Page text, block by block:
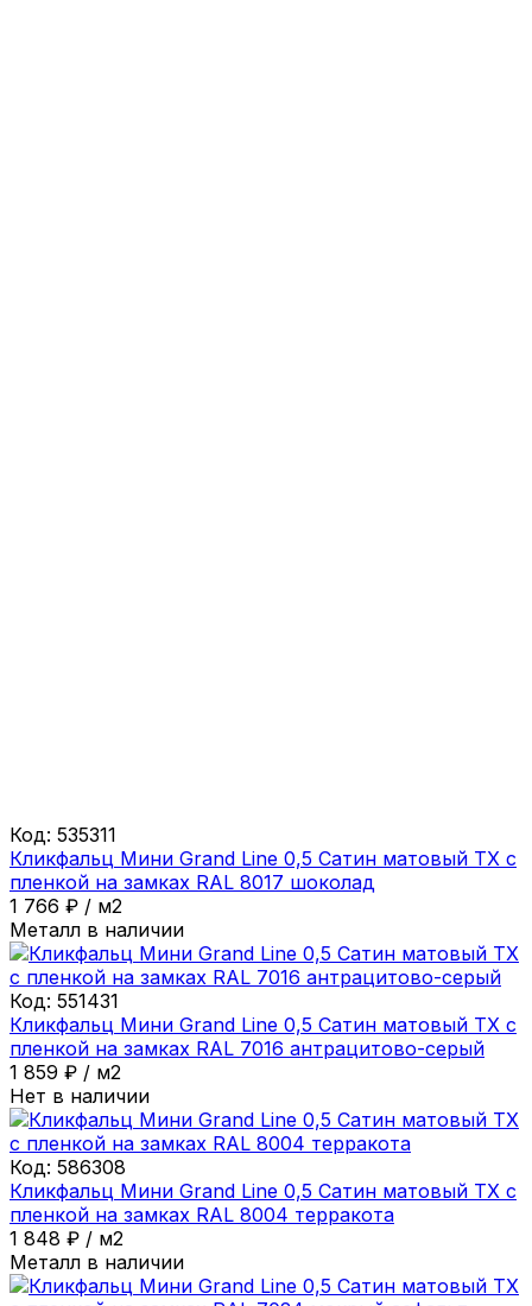
Код: 535311
Кликфальц Мини Grand Line 0,5 Сатин матовый ТХ с
пленкой на замках RAL 8017 шоколад
1 766 ₽ / м2
Металл в наличии
Код: 551431
Кликфальц Мини Grand Line 0,5 Сатин матовый ТХ с
пленкой на замках RAL 7016 антрацитово-серый
1 859 ₽ / м2
Нет в наличии
Код: 586308
Кликфальц Мини Grand Line 0,5 Сатин матовый ТХ с
пленкой на замках RAL 8004 терракота
1 848 ₽ / м2
Металл в наличии